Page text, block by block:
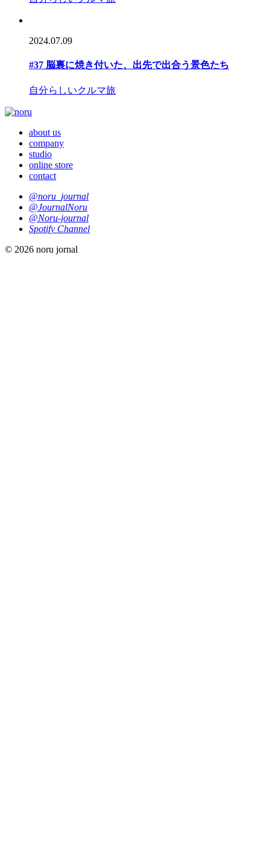
2024.07.09
#37 脳裏に焼き付いた、出先で出合う景色たち
自分らしいクルマ旅
about us
company
studio
online store
contact
@noru_journal
@JournalNoru
@Noru-journal
Spotify Channel
© 2026 noru jornal